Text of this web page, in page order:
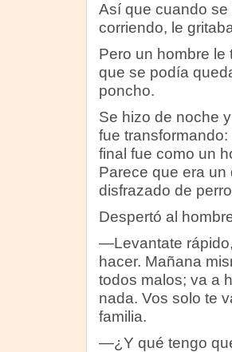
Así que cuando
corriendo, le
Pero un hombre le
que se podía
poncho.
Se hizo de noche
fue
final fue como un
Parece que era
disfrazado de
Despertó al
—Levantate
hacer. Mañana
todos malos; va a
nada. Vos solo te
familia.
—¿Y qué tengo